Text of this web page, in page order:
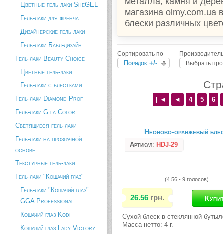
Цветные гель-лаки SheGEL
Гель-лаки для френча
Дизайнерские гель-лаки
Гель-лаки Бабл-дизайн
Гель-лаки Beauty Choice
Цветные гель-лаки
Гель-лаки с блестками
Гель-лаки Diamond Prof
Гель-лаки G.la Color
Светящиеся гель-лаки
Гель-лаки на прозрачной
основе
Текстурные гель-лаки
Гель-лаки "Кошачий глаз"
Гель-лаки "Кошачий глаз"
GGA Professional
Кошачий глаз Kodi
Кошачий глаз Lady Victory
магазина olmy.com.ua
блески различных
Сортировать по
Порядок +/-
Выбрать
| ◄ ◄ 4 5 6
Неоново-оранжевый
Артикул: HDJ-29
(4.56 - 9 голосов)
26.56 грн.
Сухой блеск в стеклянной
Масса нетто: 4 г.